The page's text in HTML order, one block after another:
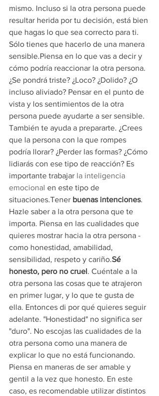
mismo. Incluso si la otra persona puede
resultar herida por tu decisión, está bien
que hagas lo que sea correcto para ti.
Sólo tienes que hacerlo de una manera
sensible.Piensa en lo que vas a decir y
cómo podría reaccionar la otra persona.
¿Se pondrá triste? ¿Loco? ¿Dolido? ¿O
incluso aliviado? Pensar en el punto de
vista y los sentimientos de la otra
persona puede ayudarte a ser sensible.
También te ayuda a prepararte. ¿Crees
que la persona con la que rompes
podría llorar? ¿Perder las formas? ¿Cómo
lidiarás con ese tipo de reacción? Es
importante trabajar la inteligencia
emocional en este tipo de
situaciones.Tener buenas intenciones.
Hazle saber a la otra persona que te
importa. Piensa en las cualidades que
quieres mostrar hacia la otra persona -
como honestidad, amabilidad,
sensibilidad, respeto y cariño.Sé
honesto, pero no cruel. Cuéntale a la
otra persona las cosas que te atrajeron
en primer lugar, y lo que te gusta de
ella. Entonces di por qué quieres seguir
adelante. "Honestidad" no significa ser
"duro". No escojas las cualidades de la
otra persona como una manera de
explicar lo que no está funcionando.
Piensa en maneras de ser amable y
gentil a la vez que honesto. En este
caso, es recomendable utilizar distintos